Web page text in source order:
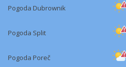
Pogoda Dubrownik
Pogoda Split
Pogoda Poreč